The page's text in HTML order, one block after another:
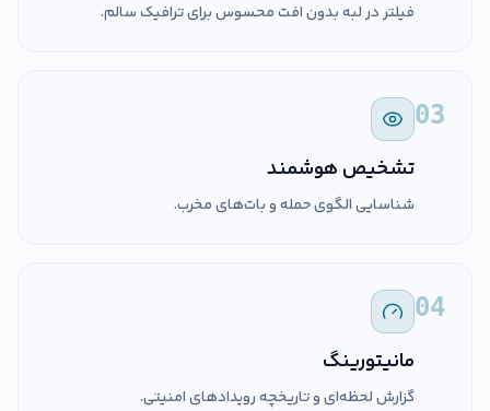
فیلتر در لبه بدون افت محسوس برای ترافیک سالم.
03
تشخیص هوشمند
شناسایی الگوی حمله و بات‌های مخرب.
04
مانیتورینگ
گزارش لحظه‌ای و تاریخچه رویدادهای امنیتی.